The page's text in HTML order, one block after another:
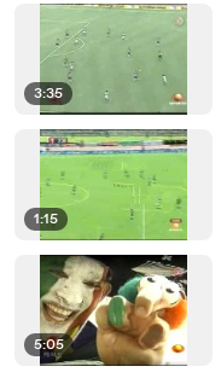
3:35
1:15
5:05